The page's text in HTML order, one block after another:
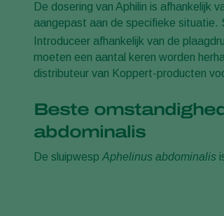
De dosering van Aphilin is afhankelijk
aangepast aan de specifieke situatie.
Introduceer afhankelijk van de
moeten een aantal keren worden
distributeur van Koppert-producten
Beste
abdominalis
De sluipwesp Aphelinus abdominalis